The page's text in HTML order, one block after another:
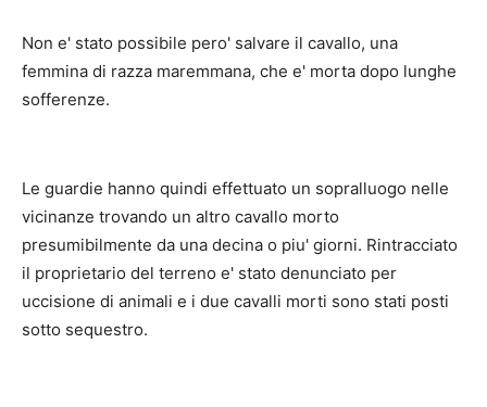
Non e' stato possibile pero' salvare il cavallo, una
femmina di razza maremmana, che e' morta dopo lunghe
sofferenze.
Le guardie hanno quindi effettuato un sopralluogo nelle
vicinanze trovando un altro cavallo morto
presumibilmente da una decina o piu' giorni. Rintracciato
il proprietario del terreno e' stato denunciato per
uccisione di animali e i due cavalli morti sono stati posti
sotto sequestro.